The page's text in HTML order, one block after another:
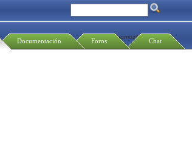
Chat
Usumozilla
Foros
Documentación